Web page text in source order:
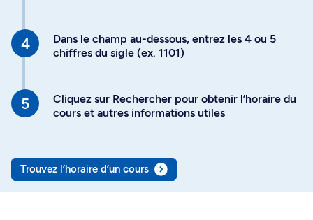
Dans le champ au-dessous, entrez les 4 ou 5
chiffres du sigle (ex. 1101)
Cliquez sur Rechercher pour obtenir l’horaire du
cours et autres informations utiles
Trouvez l’horaire d’un cours